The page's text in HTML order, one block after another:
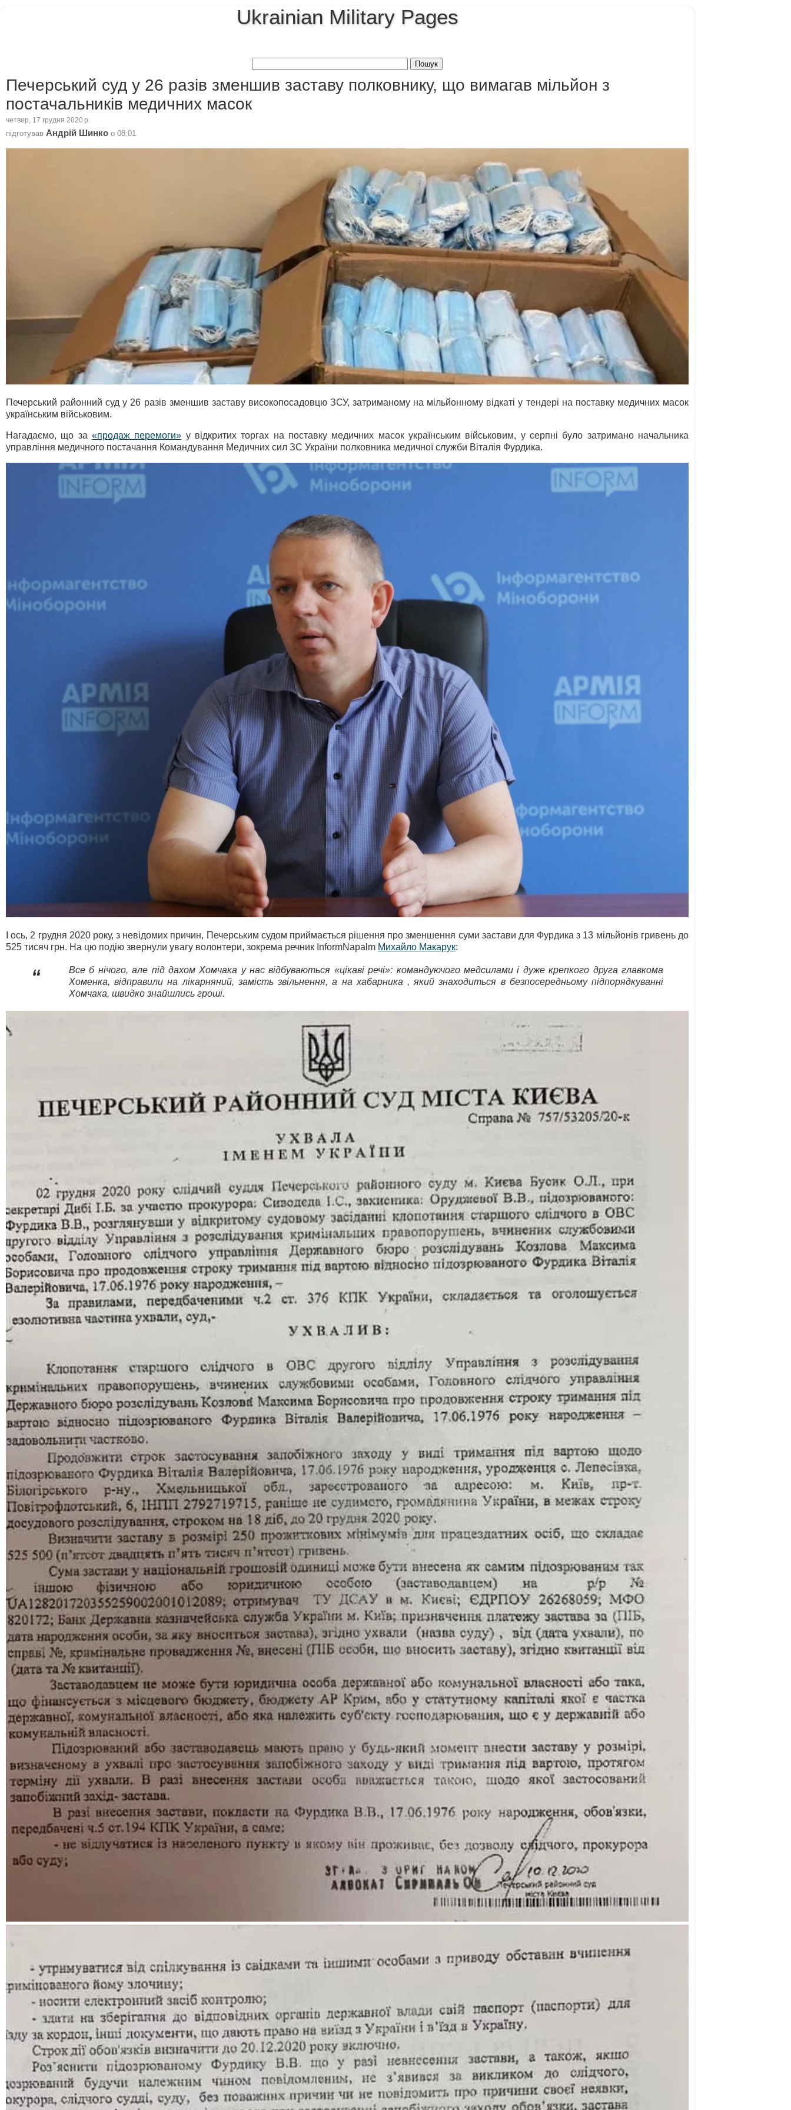
Ukrainian Military Pages
Печерський суд у 26 разів зменшив заставу полковнику, що вимагав мільйон з
постачальників медичних масок
четвер, 17 грудня 2020 р.
підготував Андрій Шинко о 08:01
Печерський районний суд у 26 разів зменшив заставу високопосадовцю ЗСУ, затриманому на мільйонному відкаті у тендері на поставку медичних масок
українським військовим.
Нагадаємо, що за «продаж перемоги» у відкритих торгах на поставку медичних масок українським військовим, у серпні було затримано начальника
управління медичного постачання Командування Медичних сил ЗС України полковника медичної служби Віталія Фурдика.
І ось, 2 грудня 2020 року, з невідомих причин, Печерським судом приймається рішення про зменшення суми застави для Фурдика з 13 мільйонів гривень до
525 тисяч грн. На цю подію звернули увагу волонтери, зокрема речник InformNapalm Михайло Макарук:
“
Все б нічого, але під дахом Хомчака у нас відбуваються «цікаві речі»: командуючого медсилами і дуже крепкого друга главкома
Хоменка, відправили на лікарняний, замість звільнення, а на хабарника , який знаходиться в безпосередньому підпорядкуванні
Хомчака, швидко знайшлись гроші.